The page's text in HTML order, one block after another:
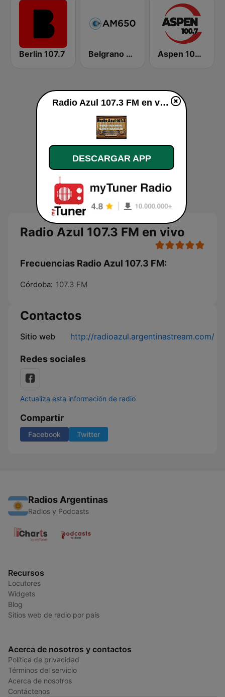
Berlin 107.7 Belgrano AM 650 Aspen 100.7
Radio Azul 107.3 FM en vivo
Frecuencias Radio Azul 107.3 FM:
Córdoba: 107.3 FM
Contactos
Sitio web http://radioazul.argentinastream.com/
Redes sociales
Actualiza esta información de radio
Compartir
Facebook Twitter
Radios Argentinas
Radios y Podcasts
Recursos
Locutores
Widgets
Blog
Sitios web de radio por país
Acerca de nosotros y contactos
Política de privacidad
Términos del servicio
Acerca de nosotros
Contáctenos
Radio Azul 107.3 FM en vivo
DESCARGAR APP